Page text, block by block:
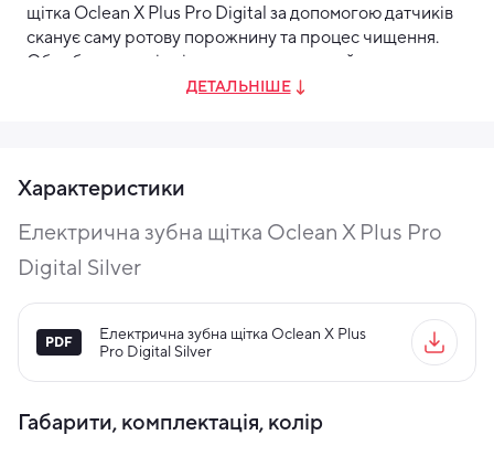
щітка Oclean X Plus Pro Digital за допомогою датчиків
сканує саму ротову порожнину та процес чищення.
Обробивши дані, щітка видає на дисплей
рекомендації, підсвічує пропущені та сліпі зони.
ДЕТАЛЬНІШЕ
Характеристики
Електрична зубна щітка Oclean X Plus Pro
Digital Silver
Електрична зубна щітка Oclean X Plus
Pro Digital Silver
Габарити, комплектація, колір